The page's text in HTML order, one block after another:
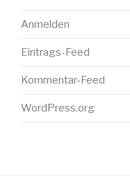
Anmelden
Eintrags-Feed
Kommentar-Feed
WordPress.org